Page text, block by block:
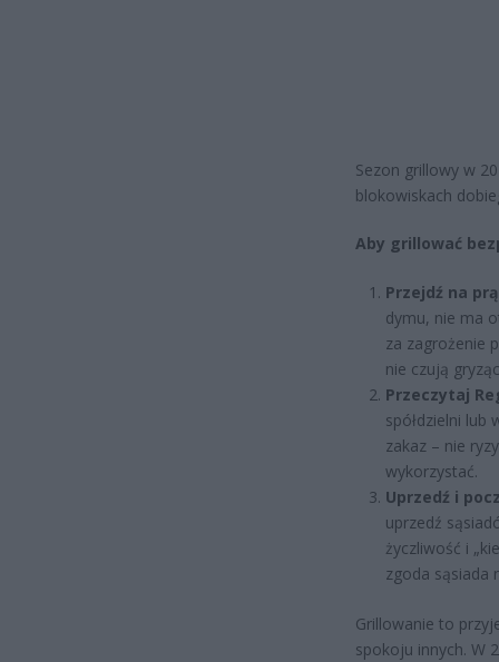
Sezon grillowy w
blokowiskach
Aby grillować
Przejdź na
dymu, nie ma
za zagrożenie
nie czują
Przeczytaj
spółdzielni lub
zakaz – nie
wykorzystać.
Uprzedź i
uprzedź
życzliwość i
zgoda sąsiada
Grillowanie to
spokoju innych. W